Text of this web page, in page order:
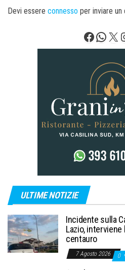
Devi essere connesso per inviare un
X
ULTIME NOTIZIE
Incidente sulla
Lazio, interviene
centauro
7 Agosto 2026 0